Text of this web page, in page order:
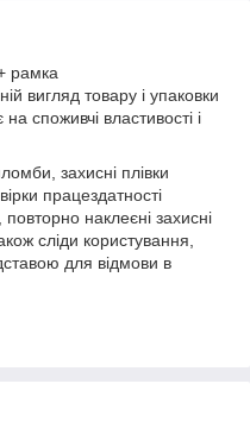
рамка
вигляд товару і упаковки
споживчі властивості і
захисні плівки
працездатності
наклеєні захисні
сліди користування,
для відмови в